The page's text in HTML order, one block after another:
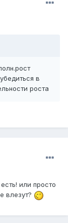
в
роста
или просто
влезут?